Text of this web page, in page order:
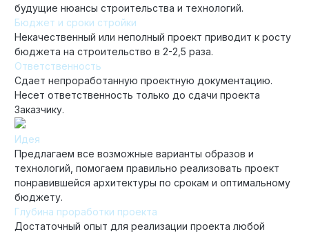
будущие нюансы строительства и технологий.
Бюджет и сроки стройки
Некачественный или неполный проект приводит к росту
бюджета на строительство в 2-2,5 раза.
Ответственность
Сдает непроработанную проектную документацию.
Несет ответственность только до сдачи проекта
Заказчику.
Идея
Предлагаем все возможные варианты образов и
технологий, помогаем правильно реализовать проект
понравившейся архитектуры по срокам и оптимальному
бюджету.
Глубина проработки проекта
Достаточный опыт для реализации проекта любой